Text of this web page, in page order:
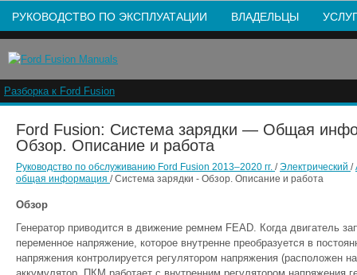
РУКОВОДСТВО ПО ЭКСПЛУАТАЦИИ ВЛАДЕЛЬЦЫ
Разборка к Ford Fusion
Ford Fusion: Система зарядки — Общая
Обзор. Описание и работа
Руководство по обслуживанию Ford Fusion 2013–2020 гг. /Электрический /
общая информация / Система зарядки - Обзор. Описание и работа
Обзор
Генератор приводится в движение ремнем FEAD. Когда двигатель
переменное напряжение, которое внутренне преобразуется в
напряжения контролируется регулятором напряжения (расположен